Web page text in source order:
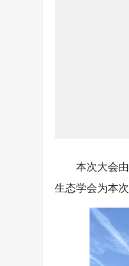
本次大会
生态学会为本